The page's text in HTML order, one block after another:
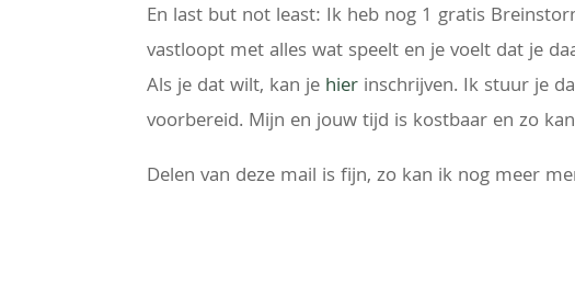
En last but not least: Ik heb nog 1 gratis
vastloopt met alles wat speelt en je voelt dat je
Als je dat wilt, kan je hier inschrijven. Ik stuur je
voorbereid. Mijn en jouw tijd is kostbaar en zo
Delen van deze mail is fijn, zo kan ik nog meer